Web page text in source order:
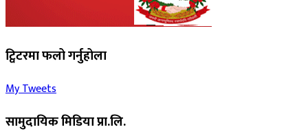
ट्विटरमा फलो गर्नुहोला
My Tweets
सामुदायिक मिडिया प्रा.लि.